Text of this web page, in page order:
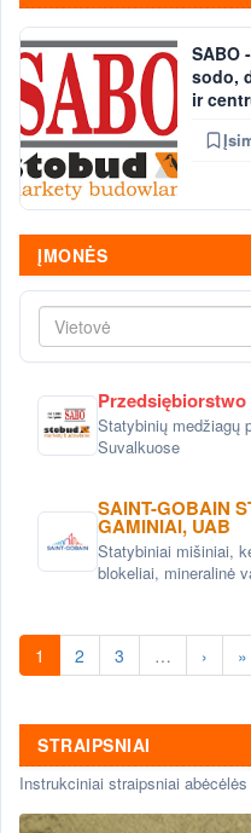
SABO
sodo,
ir
ĮMONĖS
Vietovė
Statybinių medžiagų
Suvalkuose
SAINT-GOBAIN
GAMINIAI, UAB
Statybiniai mišiniai,
blokeliai, mineralinė
1 2 3 … › »
STRAIPSNIAI
Instrukciniai straipsniai